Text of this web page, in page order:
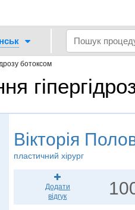
ботоксом
Вікторія
пластичний хірург
Додати
відгук